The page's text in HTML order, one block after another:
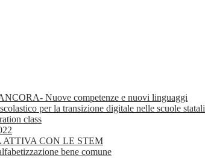
Nuove competenze e nuovi linguaggi
per la transizione digitale nelle scuole statali
class
CON LE STEM
bene comune